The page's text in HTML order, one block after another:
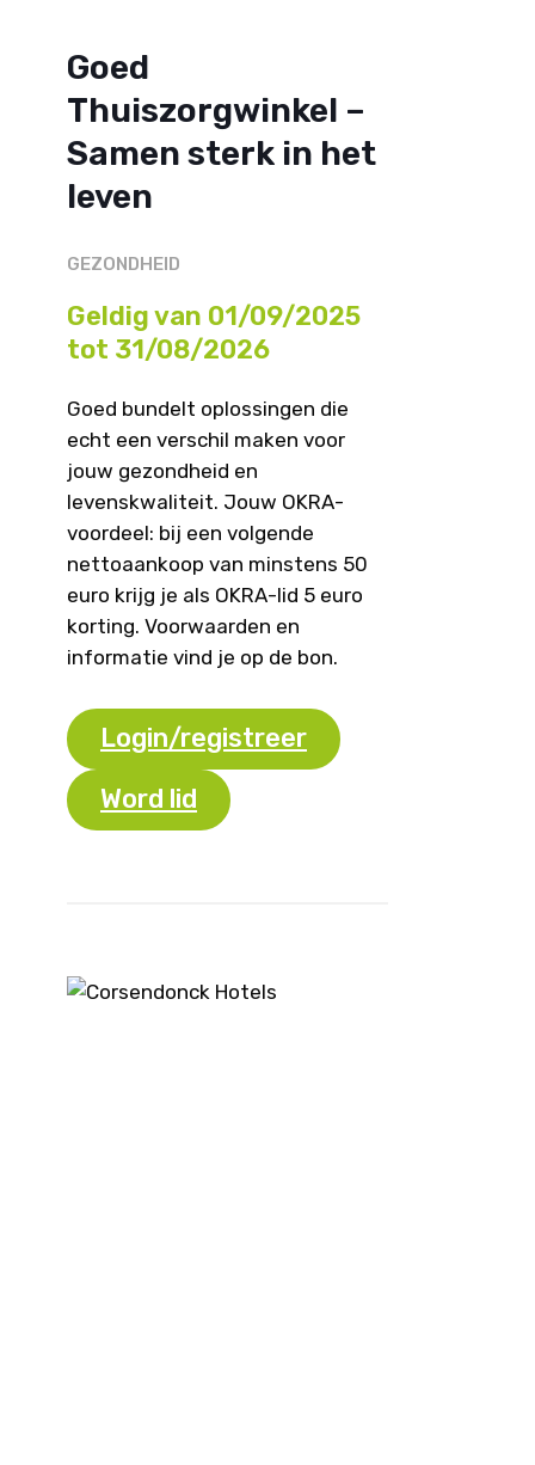
Goed
Thuiszorgwinkel –
Samen sterk in het
leven
GEZONDHEID
Geldig van 01/09/2025
tot 31/08/2026
Goed bundelt oplossingen die
echt een verschil maken voor
jouw gezondheid en
levenskwaliteit. Jouw OKRA-
voordeel: bij een volgende
nettoaankoop van minstens 50
euro krijg je als OKRA-lid 5 euro
korting. Voorwaarden en
informatie vind je op de bon.
Login/registreer
Word lid